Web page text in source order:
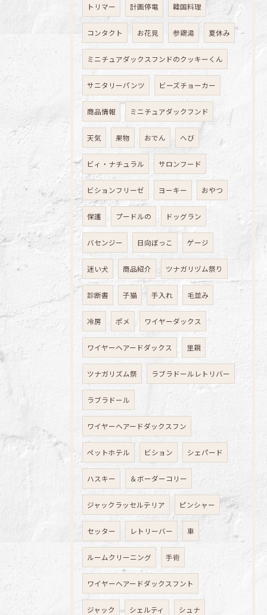
トリマー 計画停電 韓国料理
コンタクト お花見 参鶏湯 夏休み
ミニチュアダックスフンドのクッキーくん
サニタリーパンツ ビーズチョーカー
商品情報 ミニチュアダックフンド
天気 果物 おでん へび
ビィ・ナチュラル サロンフード
ビションフリーゼ ヨーキー おやつ
保護 プードルの ドッグラン
バセンジー 日向ぼっこ ゲージ
迷い犬 商品紹介 ツナガリヅム祭り
診断書 子猫 手入れ 毛並み
冷房 ポメ ワイヤーダックス
ワイヤーヘアードダックス 里親
ツナガリズム祭 ラブラドールレトリバー
ラブラドール
ワイヤーヘアードダックスフン
ペットホテル ビション シェパード
ハスキー ＆ボーダーコリー
ジャックラッセルテリア ピンシャー
セッター レトリーバー 車
ルームクリーニング 手術
ワイヤーヘアードダックスフント
ジャック シェルティ シュナ